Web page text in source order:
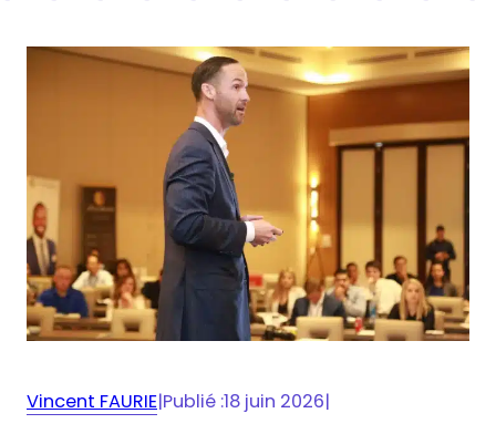
Vincent FAURIE|Publié :18 juin 2026|